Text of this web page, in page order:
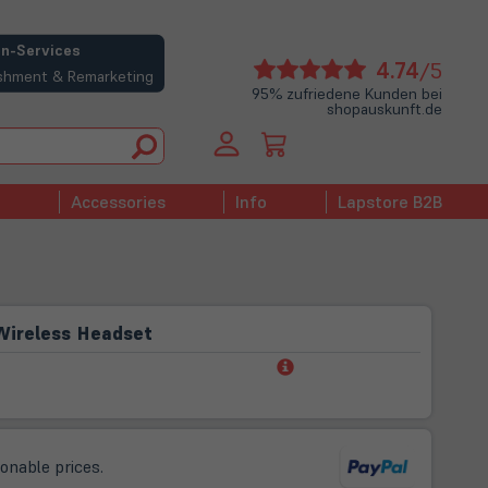
Services
& Remarketing 4.74/5
95% zufriedene Kunden bei
shopauskunft.de
Accessories Info Lapstore B2B
Headset
(öffnet
prices.